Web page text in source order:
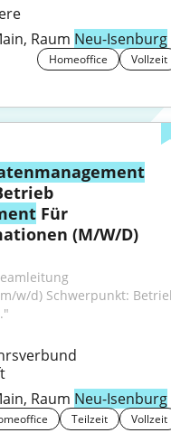
Raum Neu-Isenburg
Homeoffice Vollzeit
Schwerpunkt: Betrieb
Für
(M/W/D)
Raum Neu-Isenburg
Teilzeit Vollzeit